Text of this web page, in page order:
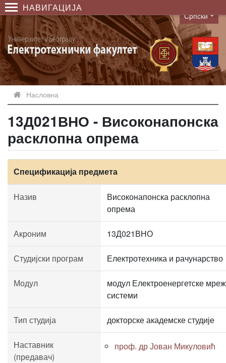
НАВИГАЦИЈА
Language
Српски
Насловна
13Д021ВНО - Високонапонска
расклопна опрема
Спецификација предмета
Назив
Високонапонска расклопна
опрема
Акроним 13Д021ВНО
Студијски програм Електротехника и рачунарство
Модул
модул Електроенергетске
системи
Тип студија докторске академске студије
Наставник
(предавач)
проф. др Јован Микуловић